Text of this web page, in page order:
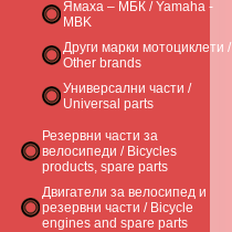
Ямаха – МБК / Yamaha -
MBK
Други марки мотоциклети /
Other brands
Универсални части /
Universal parts
Резервни части за
велосипеди / Bicycles
products, spare parts
Двигатели за велосипед и
резервни части / Bicycle
engines and spare parts